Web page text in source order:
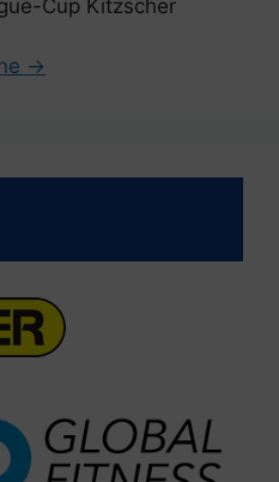
Cup Kitzscher
→